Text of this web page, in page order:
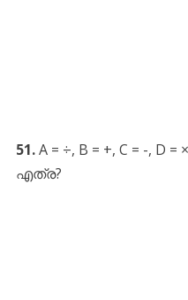
51.A = ÷, B = +, C = -, D
എത്ര?